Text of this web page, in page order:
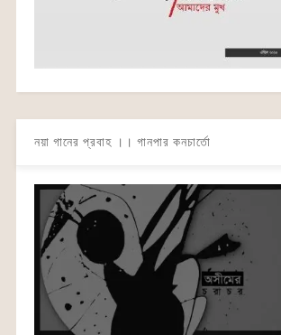
নয়া গানের প্রবাহ ।। গানপার কনচার্তো